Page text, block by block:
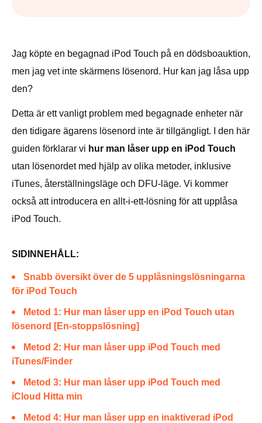
Jag köpte en begagnad iPod Touch på en dödsboauktion,
men jag vet inte skärmens lösenord. Hur kan jag låsa upp
den?
Detta är ett vanligt problem med begagnade enheter när
den tidigare ägarens lösenord inte är tillgängligt. I den här
guiden förklarar vi hur man låser upp en iPod Touch
utan lösenordet med hjälp av olika metoder, inklusive
iTunes, återställningsläge och DFU-läge. Vi kommer
också att introducera en allt-i-ett-lösning för att upplåsa
iPod Touch.
SIDINNEHÅLL:
Snabb översikt över de 5 upplåsningslösningarna
för iPod Touch
Metod 1: Hur man låser upp en iPod Touch utan
lösenord [En-stoppslösning]
Metod 2: Hur man låser upp iPod Touch med
iTunes/Finder
Metod 3: Hur man låser upp iPod Touch med
iCloud Hitta min
Metod 4: Hur man låser upp en inaktiverad iPod